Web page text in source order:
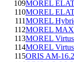
109MOREL
110MOREL
111MOREL
112MOREL
113MOREL
114MOREL
115ORIS AM-16.2